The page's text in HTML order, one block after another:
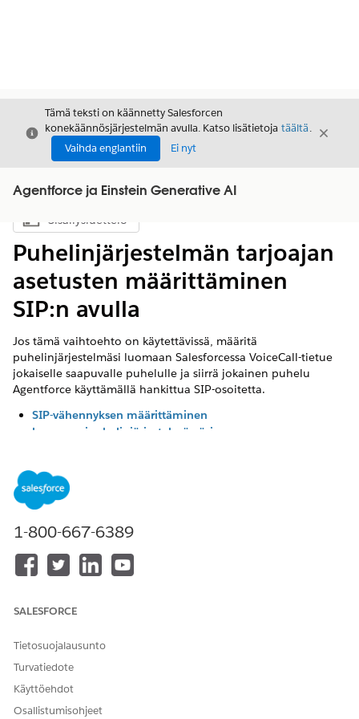
Sulje
Tämä teksti on käännetty Salesforcen
konekäännösjärjestelmän avulla. Katso lisätietoja täältä.
Vaihda englantiin
Ei nyt
Sulje
Agentforce ja Einstein Generative AI
Näytä sisällysluettelo
Sisällysluettelo
Puhelinjärjestelmän tarjoajan
asetusten määrittäminen
SIP:n avulla
Jos tämä vaihtoehto on käytettävissä, määritä
puhelinjärjestelmäsi luomaan Salesforcessa VoiceCall-tietue
jokaiselle saapuvalle puhelulle ja siirrä jokainen puhelu
Agentforce käyttämällä hankittua SIP-osoitetta.
SIP-vähennyksen määrittäminen
kumppanipuhelinjärjestelmässäsi
puhelinjärjestelmäsi Salesforceen. Sen lisäksi, että
määrität logiikkaa liikenteen ja reitityksen hallintaan,
myös salatun SIP-säiliön luomisen, joka tukee käyttäjän ja
Saapuvien puheluiden siirtojen määrittäminen SIP:n
Tässä aiheessa kuvataan, miten voit määrittää SIP:n kautta
avulla.
Puheluiden eskaloinnin määrittäminen SIP:n avulla
Jos agentin puhelu eskaloidaan edustajalle, agentin
yhteys katkeaa ja puhelinjärjestelmä jatkaa puhelua. Jos
1-800-667-6389
SALESFORCE
Tietosuojalausunto
Turvatiedote
Käyttöehdot
Osallistumisohjeet